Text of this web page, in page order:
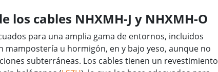
los cables NHXMH-J y NHXMH-O
para una amplia gama de entornos, incluidos
mampostería u hormigón, en y bajo yeso, aunque no
subterráneas. Los cables tienen un revestimiento